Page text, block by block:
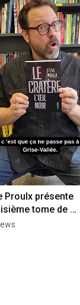
Proulx présente
tome de sa
Cratère